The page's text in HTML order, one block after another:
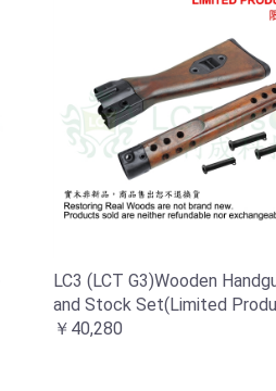
LC3 (LCT G3)Wooden
and Stock Set(Limited
￥40,280